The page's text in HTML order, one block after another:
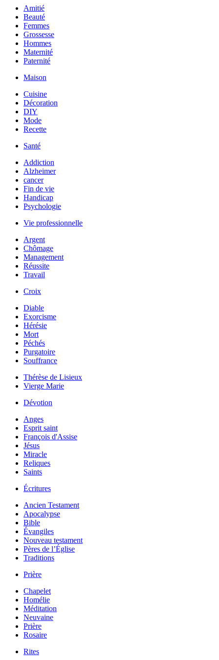
Amitié
Beauté
Femmes
Grossesse
Hommes
Maternité
Paternité
Maison
Cuisine
Décoration
DIY
Mode
Recette
Santé
Addiction
Alzheimer
cancer
Fin de vie
Handicap
Psychologie
Vie professionnelle
Argent
Chômage
Management
Réussite
Travail
Croix
Diable
Exorcisme
Hérésie
Mort
Péchés
Purgatoire
Souffrance
Thérèse de Lisieux
Vierge Marie
Dévotion
Anges
Esprit saint
François d'Assise
Jésus
Miracle
Reliques
Saints
Écritures
Ancien Testament
Apocalypse
Bible
Évangiles
Nouveau testament
Pères de l’Église
Traditions
Prière
Chapelet
Homélie
Méditation
Neuvaine
Prière
Rosaire
Rites